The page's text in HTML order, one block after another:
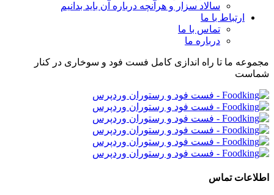
سالاد سزار و هرآنچه درباره آن باید بدانیم
ارتباط با ما
تماس با ما
درباره ما
مجموعه ما تا راه اندازی کامل فست فود و سوخاری در کنار
شماست
اطلاعات تماس